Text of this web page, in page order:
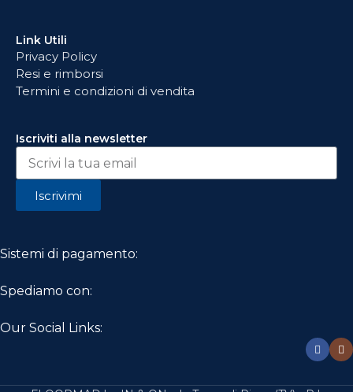
Link Utili
Privacy Policy
Resi e rimborsi
Termini e condizioni di vendita
Iscriviti alla newsletter
Iscrivimi
Sistemi di pagamento:
Spediamo con:
Our Social Links: